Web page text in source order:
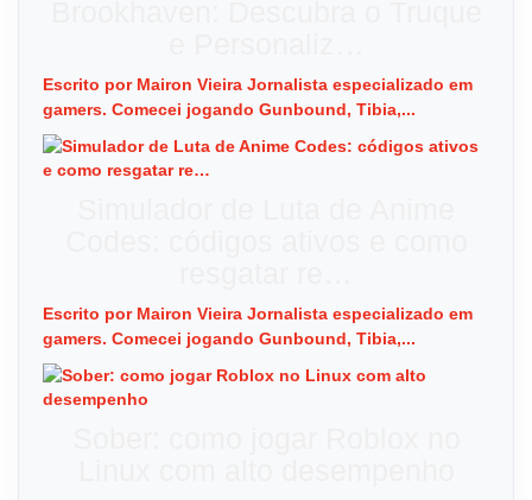
Escrito por Mairon Vieira Jornalista especializado em
gamers. Comecei jogando Gunbound, Tibia,...
Escrito por Mairon Vieira Jornalista especializado em
gamers. Comecei jogando Gunbound, Tibia,...